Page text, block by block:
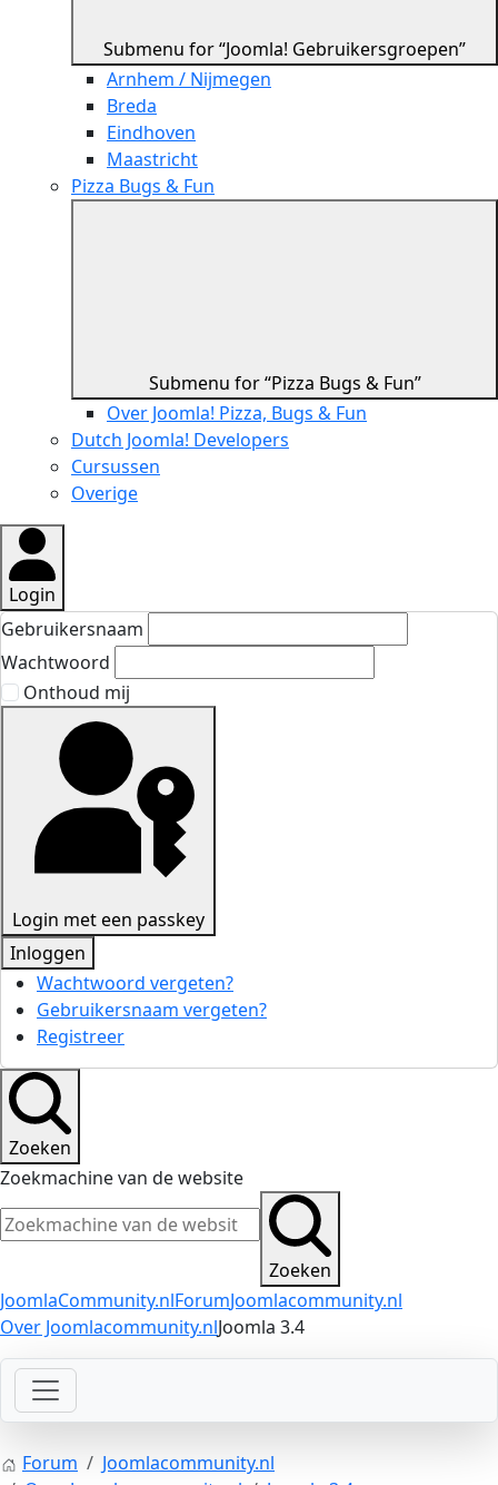
Submenu for “Joomla! Gebruikersgroepen”
Arnhem / Nijmegen
Breda
Eindhoven
Maastricht
Pizza Bugs & Fun
Submenu for “Pizza Bugs & Fun”
Over Joomla! Pizza, Bugs & Fun
Dutch Joomla! Developers
Cursussen
Overige
Login
Gebruikersnaam
Wachtwoord
Onthoud mij
Login met een passkey
Inloggen
Wachtwoord vergeten?
Gebruikersnaam vergeten?
Registreer
Zoeken
Zoekmachine van de website
Zoeken
JoomlaCommunity.nlForumJoomlacommunity.nl
Over Joomlacommunity.nlJoomla 3.4
Forum
Joomlacommunity.nl